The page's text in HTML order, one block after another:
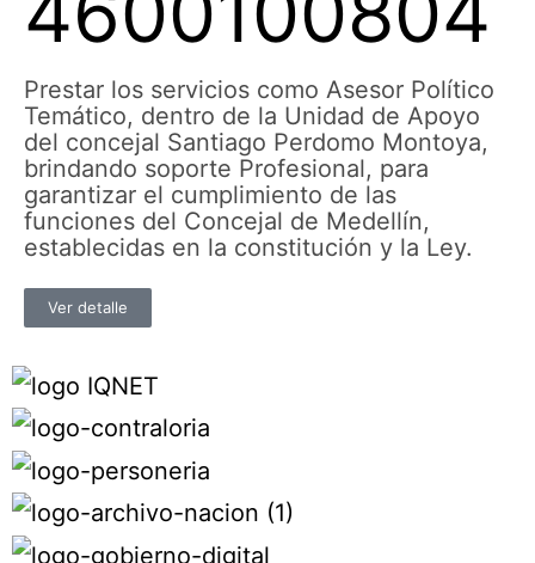
Prestar los servicios como Asesor Político
Temático, dentro de la Unidad de Apoyo
del concejal Santiago Perdomo Montoya,
brindando soporte Profesional, para
garantizar el cumplimiento de las
funciones del Concejal de Medellín,
establecidas en la constitución y la Ley.
Ver detalle